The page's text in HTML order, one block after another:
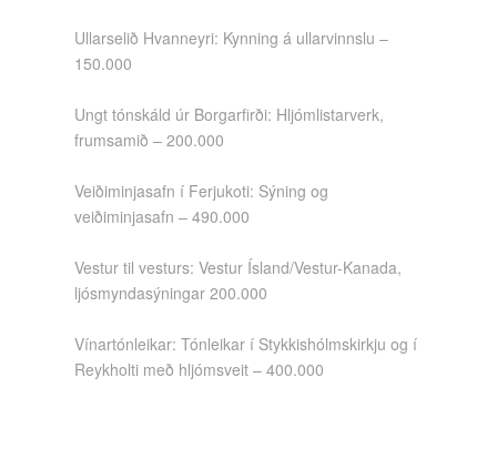
Ullarselið Hvanneyri: Kynning á ullarvinnslu –
150.000
Ungt tónskáld úr Borgarfirði: Hljómlistarverk,
frumsamið – 200.000
Veiðiminjasafn í Ferjukoti: Sýning og
veiðiminjasafn – 490.000
Vestur til vesturs: Vestur Ísland/Vestur-Kanada,
ljósmyndasýningar 200.000
Vínartónleikar: Tónleikar í Stykkishólmskirkju og í
Reykholti með hljómsveit – 400.000